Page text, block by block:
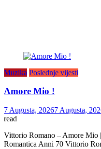
Muzika Poslednje vijesti
Amore Mio !
7 Augusta, 20267 Augusta,
read
Vittorio Romano – Amore Mio
Romantica Anni 70 Vittorio